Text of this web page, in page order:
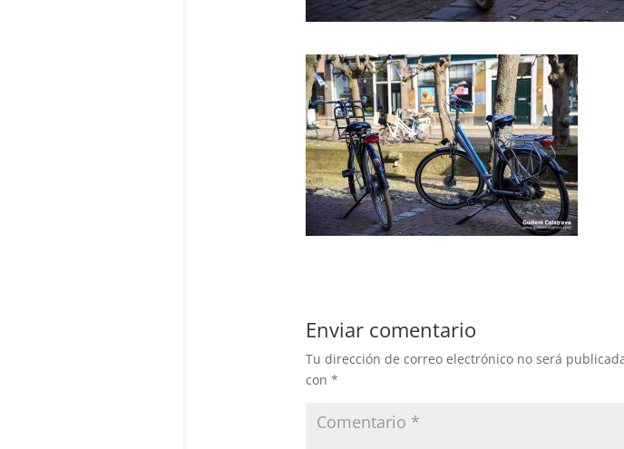
Enviar comentario
Tu dirección de correo electrónico no será
con *